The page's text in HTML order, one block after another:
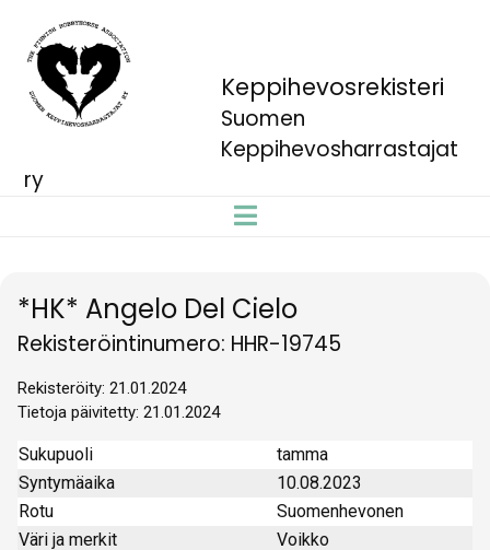
Keppihevosrekisteri
Suomen
Keppihevosharrastajat
ry
*HK* Angelo Del Cielo
Rekisteröintinumero: HHR-19745
Rekisteröity: 21.01.2024
Tietoja päivitetty: 21.01.2024
Sukupuoli
tamma
Syntymäaika
10.08.2023
Rotu
Suomenhevonen
Väri ja merkit
Voikko